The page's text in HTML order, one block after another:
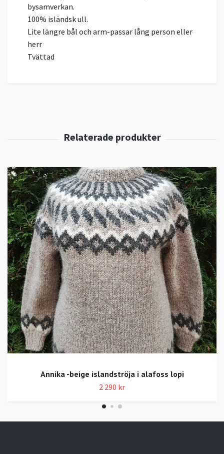
bysamverkan.
100% isländsk ull.
Lite längre bål och arm-passar lång person eller
herr
Tvättad
Annika -beige islandströja i alafoss lopi
2 290 kr